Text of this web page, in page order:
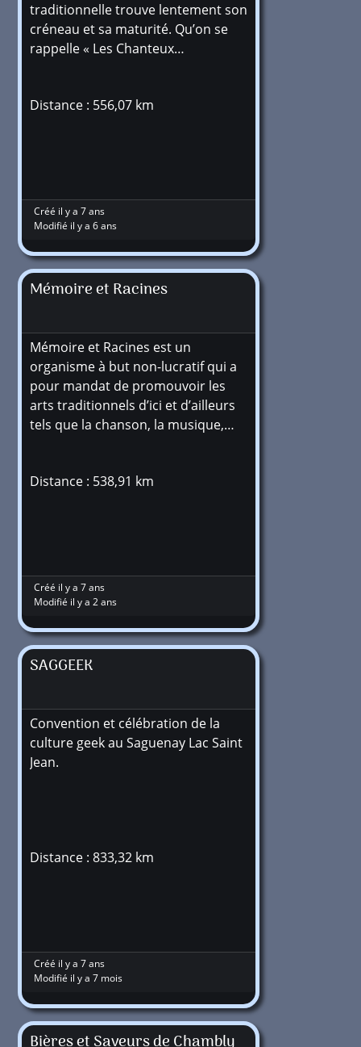
traditionnelle trouve lentement son
créneau et sa maturité. Qu’on se
rappelle « Les Chanteux…
Distance : 556,07 km
Créé il y a 7 ans
Modifié il y a 6 ans
Mémoire et Racines
Mémoire et Racines est un
organisme à but non-lucratif qui a
pour mandat de promouvoir les
arts traditionnels d’ici et d’ailleurs
tels que la chanson, la musique,…
Distance : 538,91 km
Créé il y a 7 ans
Modifié il y a 2 ans
SAGGEEK
Convention et célébration de la
culture geek au Saguenay Lac Saint
Jean.
Distance : 833,32 km
Créé il y a 7 ans
Modifié il y a 7 mois